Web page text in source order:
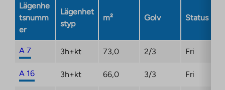
opens
a
new
Lägenhe
tsnumm
er
Lägenhet
styp
m² Golv Status
A 7 3h+kt 73,0 2/3 Fri
A 16 3h+kt 66,0 3/3 Fri